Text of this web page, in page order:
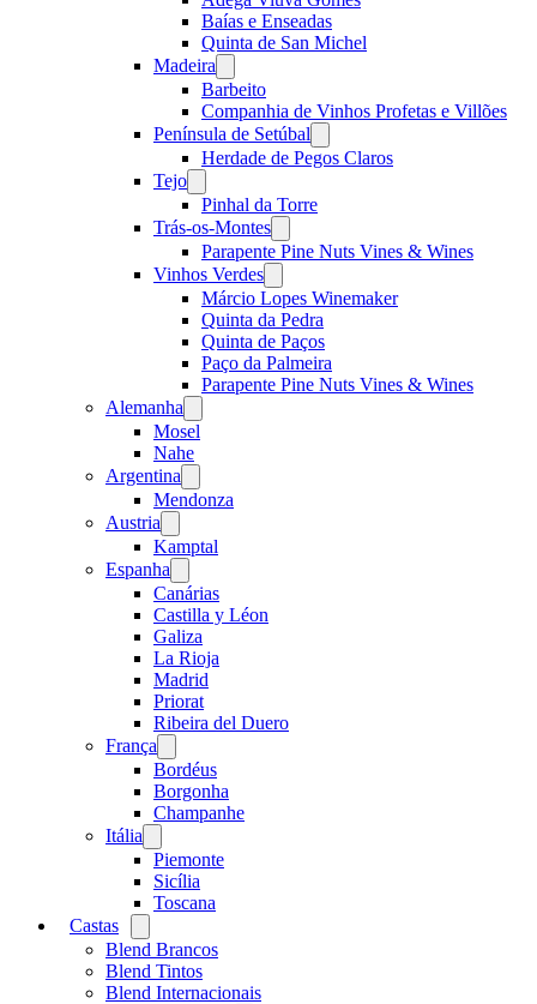
Baías e Enseadas
Quinta de San Michel
Madeira
menu
Barbeito
Companhia de Vinhos Profetas e Villões
Península de Setúbal
menu
Herdade de Pegos Claros
Tejo
menu
Pinhal da Torre
Trás-os-Montes
menu
Parapente Pine Nuts Vines & Wines
Vinhos Verdes
menu
Márcio Lopes Winemaker
Quinta da Pedra
Quinta de Paços
Paço da Palmeira
Parapente Pine Nuts Vines & Wines
Alemanha
menu
Mosel
Nahe
Argentina
menu
Mendonza
Austria
menu
Kamptal
Espanha
menu
Canárias
Castilla y Léon
Galiza
La Rioja
Madrid
Priorat
Ribeira del Duero
França
menu
Bordéus
Borgonha
Champanhe
Itália
menu
Piemonte
Sicília
Toscana
Castas
menu
Blend Brancos
Blend Tintos
Blend Internacionais